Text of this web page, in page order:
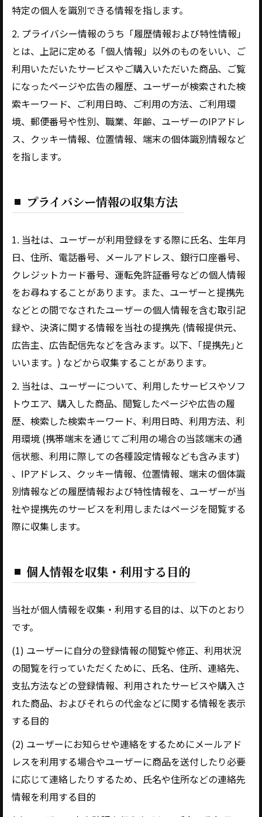
特定の個人を識別できる情報を指します。
2. プライバシー情報のうち「履歴情報および特性情報」
とは、上記に定める「個人情報」以外のものをいい、ご
利用いただいたサービスやご購入いただいた商品、ご覧
になったページや広告の履歴、ユーザーが検索された検
索キーワード、ご利用日時、ご利用の方法、ご利用環
境、郵便番号や性別、職業、年齢、ユーザーのIPアドレ
ス、クッキー情報、位置情報、端末の個体識別情報など
を指します。
プライバシー情報の収集方法
1. 当社は、ユーザーが利用登録をする際に氏名、生年月
日、住所、電話番号、メールアドレス、銀行口座番号、
クレジットカード番号、運転免許証番号などの個人情報
をお尋ねすることがあります。また、ユーザーと提携先
などとの間でなされたユーザーの個人情報を含む取引記
録や、決済に関する情報を当社の提携先 (情報提供元、
広告主、広告配信先などを含みます。以下、｢提携先｣と
いいます。) などから収集することがあります。
2. 当社は、ユーザーについて、利用したサービスやソフ
トウエア、購入した商品、閲覧したページや広告の履
歴、検索した検索キーワード、利用日時、利用方法、利
用環境 (携帯端末を通じてご利用の場合の当該端末の通
信状態、利用に際しての各種設定情報なども含みます)
、IPアドレス、クッキー情報、位置情報、端末の個体識
別情報などの履歴情報および特性情報を、ユーザーが当
社や提携先のサービスを利用しまたはページを閲覧する
際に収集します。
個人情報を収集・利用する目的
当社が個人情報を収集・利用する目的は、以下のとおり
です。
(1) ユーザーに自分の登録情報の閲覧や修正、利用状況
の閲覧を行っていただくために、氏名、住所、連絡先、
支払方法などの登録情報、利用されたサービスや購入さ
れた商品、およびそれらの代金などに関する情報を表示
する目的
(2) ユーザーにお知らせや連絡をするためにメールアド
レスを利用する場合やユーザーに商品を送付したり必要
に応じて連絡したりするため、氏名や住所などの連絡先
情報を利用する目的